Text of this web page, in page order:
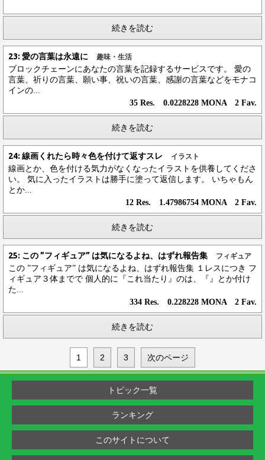
続きを読む
23: 愛の言葉は永遠に 趣味・生活
ブロックチェーンにあなたの言葉を記録するサービスです。 愛の
言葉、祈りの言葉、願い事、祝いの言葉、感謝の言葉などをモナコ
インの...
35 Res. 0.0228228 MONA 2 Fav.
続きを読む
24: 線画くれたら時々色を付けて返すスレ イラスト
線画とか、色を付ける気力がなくなったイラストを供養してくださ
い。 気に入ったイラストは勝手に塗って返信します。 いちゃもん
とか...
12 Res. 1.47986754 MONA 2 Fav.
続きを読む
25: この ”フィギュア” は気になるよね、はずれ報告集 フィギュア
この ”フィギュア” は気になるよね、はずれ報告集 １レスにつき フ
ィギュア３体までで 個人的に『これ当たり』のは、『』とか付け
た...
334 Res. 0.228228 MONA 2 Fav.
続きを読む
1 2 3 次のページ
トピック一覧
ランキング
このサイトについて